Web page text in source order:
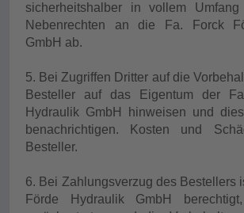
sicherheitshalber in vollem
Nebenrechten an die Fa. Forck
GmbH ab.
5. Bei Zugriffen Dritter auf die
Besteller auf das Eigentum der
Hydraulik GmbH hinweisen und
benachrichtigen. Kosten und
Besteller.
6. Bei Zahlungsverzug des Bestellers
Förde Hydraulik GmbH